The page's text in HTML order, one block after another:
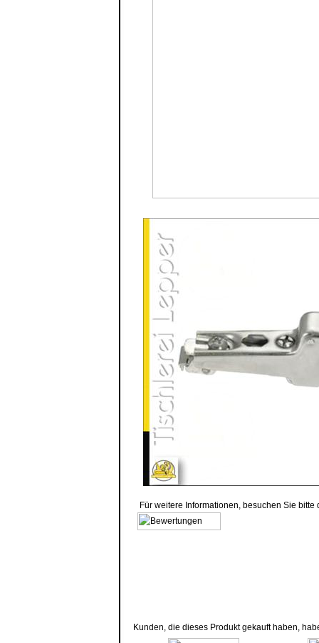
Für weitere Informationen, besuchen Sie bitte
Kunden, die dieses Produkt gekauft haben,